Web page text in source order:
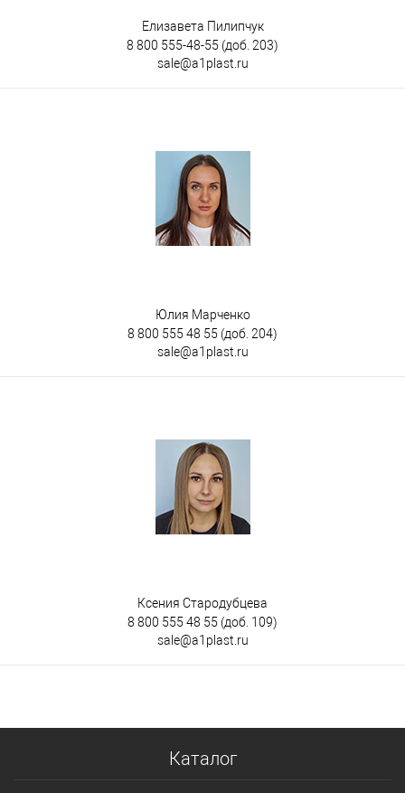
Елизавета Пилипчук
8 800 555-48-55 (доб. 203)
sale@a1plast.ru
Юлия Марченко
8 800 555 48 55 (доб. 204)
sale@a1plast.ru
Ксения Стародубцева
8 800 555 48 55 (доб. 109)
sale@a1plast.ru
Каталог